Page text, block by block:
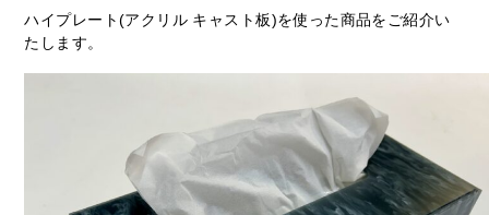
ハイプレート(アクリル キャスト板)を使った商品をご紹介い
たします。